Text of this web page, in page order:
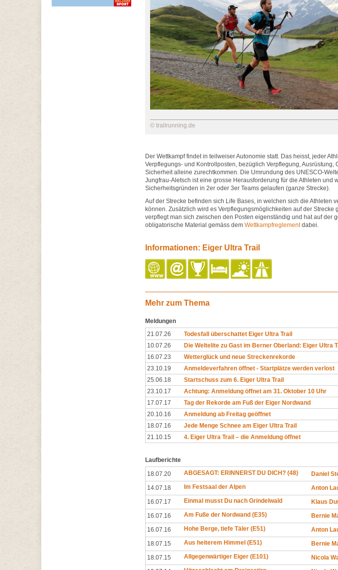
© trailrunning.de
Der Wettkampf findet in teilweiser Autonomie statt. Das heisst, jeder
Verpflegungs- und Kontrollposten, bezüglich Verpflegung, Ausrüstung,
Sicherheit alleine zurechtkommen. Die Umrundung des UNESCO-
Jungfrau-Aletsch ist eine grosse Herausforderung für die Athleten und
Sicherheitsgründen in 2er oder 3er Teams gelaufen (ganze Strecke).
Auf der Strecke befinden sich Life Bases, in welchen sich die Athleten
können. Zusätzlich wird es Verpflegungsmöglichkeiten auf der Strecke
verpflegt man sich zwischen den Posten eigenständig und hat auf der
obligatorische Material gemäss dem Wettkampfreglementdabei.
Informationen: Eiger Ultra Trail
Mehr zum Thema
Meldungen
21.07.26
Todesfall überschattet Eiger Ultra Trail
10.07.26
Die Weltelite zu Gast im Berner Oberland: Eiger Ultra
16.07.23
Wetterglück und neue Streckenrekorde
23.10.19
Anmeldeverfahren öffnet - Startplätze werden verlost
25.06.18
Startschuss zum 6. Eiger Ultra Trail
23.10.17
Achtung: Anmeldung öffnet am 31. Oktober 10 Uhr
17.07.17
Tag der Rekorde am Fuß der Eiger Nordwand
20.10.16
Anmeldung ab Freitag geöffnet
18.07.16
Jede Menge Schnee am Eiger Ultra Trail
21.10.15
4. Eiger Ultra Trail – die Anmeldung öffnet
Laufberichte
18.07.20
ABGESAGT: ERINNERST DU DICH? (48)
Daniel
14.07.18
Im Festsaal der Alpen
Anton
16.07.17
Einmal musst Du nach Grindelwald
Klaus
16.07.16
Am Fuße der Nordwand (E35)
Bernie
16.07.16
Hohe Berge, tiefe Täler (E51)
Anton
18.07.15
Aus heiterem Himmel (E51)
Bernie
18.07.15
Allgegenwärtiger Eiger (E101)
Nicola